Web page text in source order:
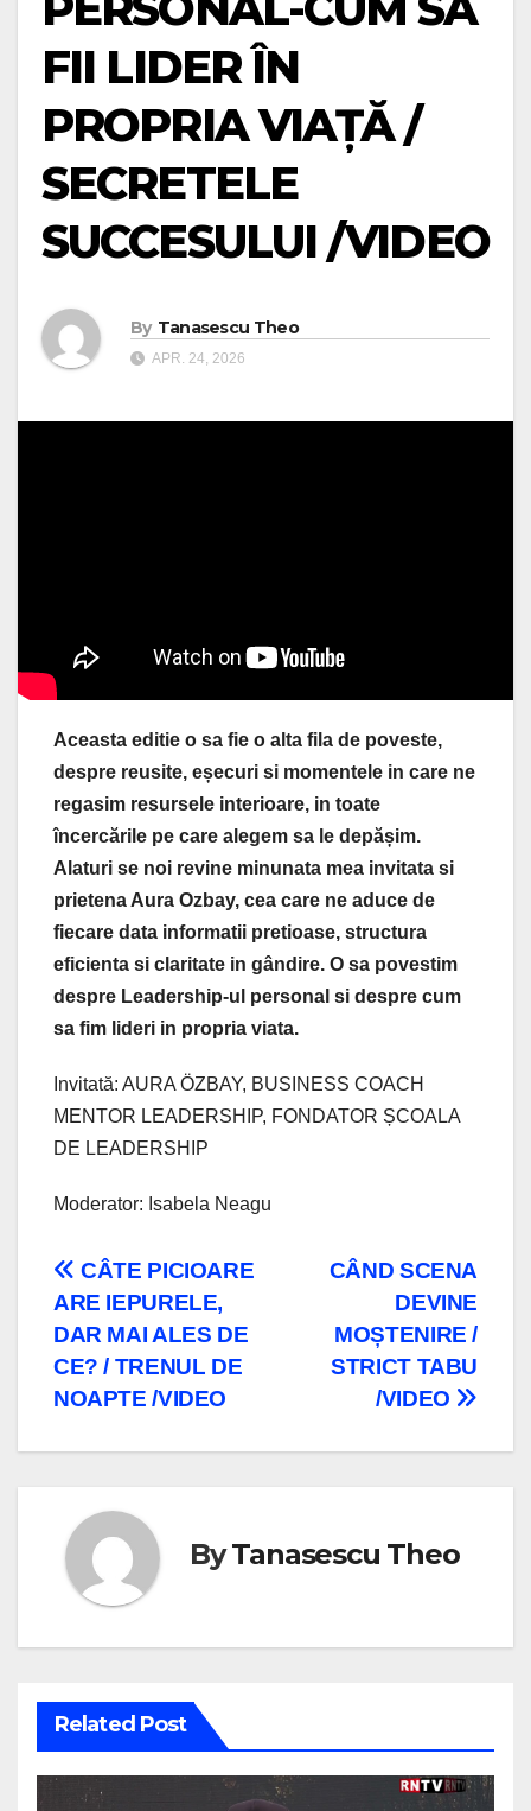
FII LIDER ÎN
PROPRIA VIAȚĂ /
SECRETELE
SUCCESULUI /VIDEO
By Tanasescu Theo
APR. 24, 2026
Aceasta editie o sa fie o alta fila de poveste,
despre reusite, eșecuri si momentele in care ne
regasim resursele interioare, in toate
încercările pe care alegem sa le depășim.
Alaturi se noi revine minunata mea invitata si
prietena Aura Ozbay, cea care ne aduce de
fiecare data informatii pretioase, structura
eficienta si claritate in gândire. O sa povestim
despre Leadership-ul personal si despre cum
sa fim lideri in propria viata.
Invitată: AURA ÖZBAY, BUSINESS COACH
MENTOR LEADERSHIP, FONDATOR ȘCOALA
DE LEADERSHIP
Moderator: Isabela Neagu
Navigare
în
articole
CÂND SCENA
DEVINE
MOȘTENIRE /
STRICT TABU
/VIDEO
CÂTE PICIOARE
ARE IEPURELE,
DAR MAI ALES DE
CE? / TRENUL DE
NOAPTE /VIDEO
ByTanasescu Theo
Related Post